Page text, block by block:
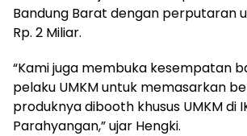
Bandung Barat dengan perputaran
Rp. 2 Miliar.
“Kami juga membuka kesempatan
pelaku UMKM untuk memasarkan
produknya dibooth khusus UMKM di
Parahyangan,” ujar Hengki.